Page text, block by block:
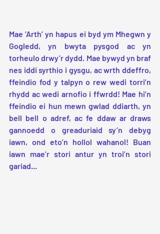
Mae ‘Arth’ yn hapus ei byd ym Mhegwn y
Gogledd, yn bwyta pysgod ac yn
torheulo drwy’r dydd. Mae bywyd yn braf
nes iddi syrthio i gysgu, ac wrth ddeffro,
ffeindio fod y talpyn o rew wedi torri’n
rhydd ac wedi arnofio i ffwrdd! Mae hi’n
ffeindio ei hun mewn gwlad ddiarth, yn
bell bell o adref, ac fe ddaw ar draws
gannoedd o greaduriaid sy’n debyg
iawn, ond eto’n hollol wahanol! Buan
iawn mae’r stori antur yn troi’n stori
gariad...